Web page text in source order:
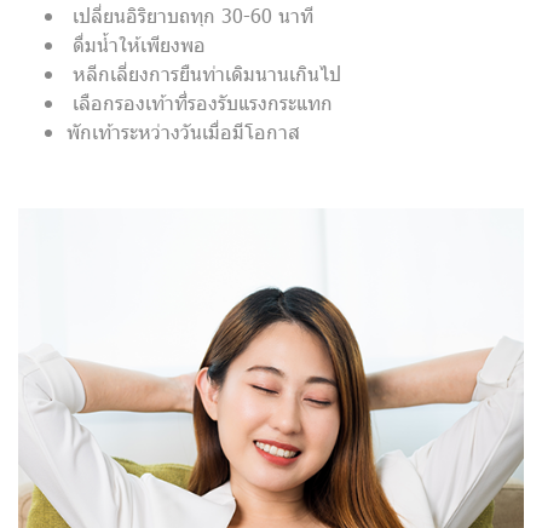
เปลี่ยนอิริยาบถทุก 30-60 นาที
ดื่มน้ำให้เพียงพอ
หลีกเลี่ยงการยืนท่าเดิมนานเกินไป
เลือกรองเท้าที่รองรับแรงกระแทก
พักเท้าระหว่างวันเมื่อมีโอกาส